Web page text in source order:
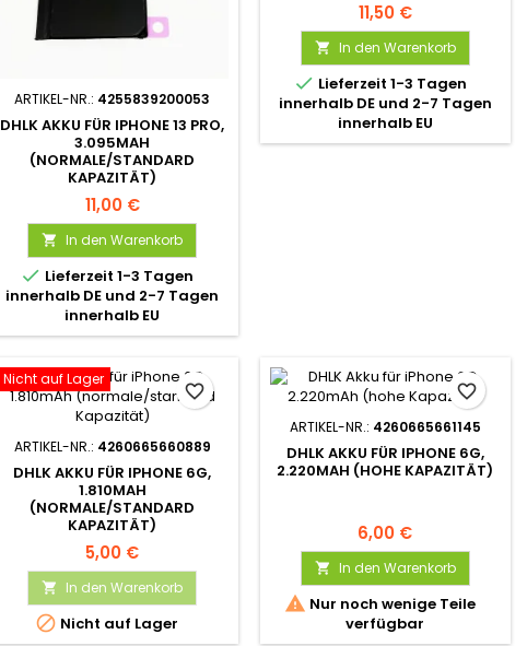
ARTIKEL-NR.: 4255839200053
DHLK AKKU FÜR IPHONE 13 PRO,
3.095MAH
(NORMALE/STANDARD
KAPAZITÄT)
11,00 €
 In den Warenkorb
 Lieferzeit 1-3 Tagen
innerhalb DE und 2-7 Tagen
innerhalb EU
11,50 €
 In den Warenkorb
 Lieferzeit 1-3 Tagen
innerhalb DE und 2-7 Tagen
innerhalb EU
Nicht auf Lager
ARTIKEL-NR.: 4260665660889
DHLK AKKU FÜR IPHONE 6G,
1.810MAH
(NORMALE/STANDARD
KAPAZITÄT)
5,00 €
 In den Warenkorb
 Nicht auf Lager
favorite_border
ARTIKEL-NR.: 4260665661145
DHLK AKKU FÜR IPHONE 6G,
2.220MAH (HOHE KAPAZITÄT)
6,00 €
 In den Warenkorb
 Nur noch wenige Teile
verfügbar
favorite_border